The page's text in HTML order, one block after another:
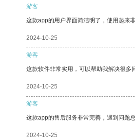
游客
这款app的用户界面简洁明了，使用起来
2024-10-25
游客
这款软件非常实用，可以帮助我解决很多
2024-10-25
游客
这款app的售后服务非常完善，遇到问题
2024-10-25